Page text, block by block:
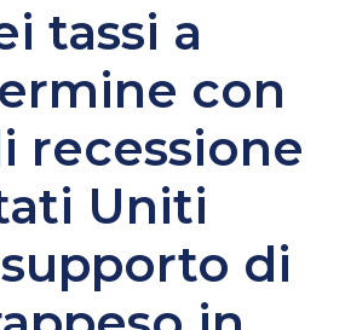
tassi a
con
recessione
Uniti
di